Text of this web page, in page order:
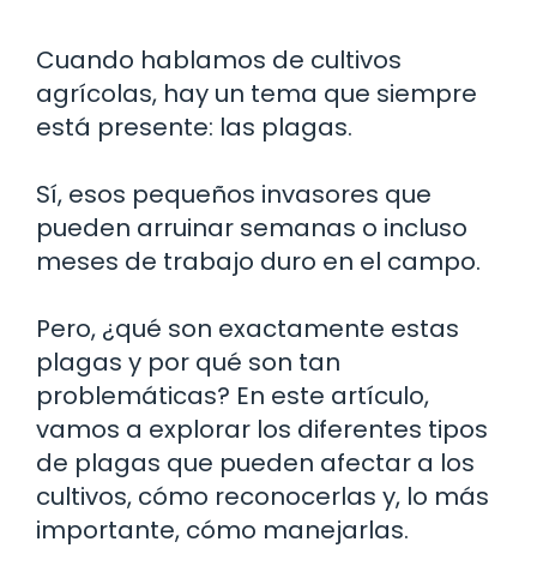
Cuando hablamos de cultivos
agrícolas, hay un tema que siempre
está presente: las plagas.
Sí, esos pequeños invasores que
pueden arruinar semanas o incluso
meses de trabajo duro en el campo.
Pero, ¿qué son exactamente estas
plagas y por qué son tan
problemáticas? En este artículo,
vamos a explorar los diferentes tipos
de plagas que pueden afectar a los
cultivos, cómo reconocerlas y, lo más
importante, cómo manejarlas.